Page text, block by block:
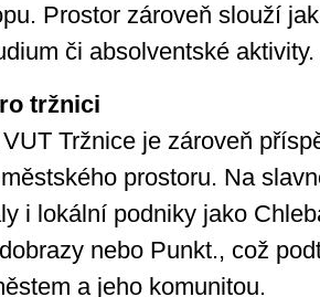
Prostor zároveň slouží
či absolventské aktivity.
tržnici
Tržnice je zároveň
prostoru. Na
i lokální podniky jako
nebo Punkt., což
a jeho komunitou.